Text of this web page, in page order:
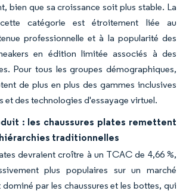
bien que sa croissance soit plus stable. La
catégorie est étroitement liée au
professionnelle et à la popularité des
en édition limitée associés à des
Pour tous les groupes démographiques,
de plus en plus des gammes inclusives
et des technologies d'essayage virtuel.
: les chaussures plates remettent
traditionnelles
devraient croître à un TCAC de 4,66 %,
plus populaires sur un marché
par les chaussures et les bottes, qui